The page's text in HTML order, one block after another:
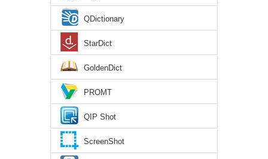
QDictionary
StarDict
GoldenDict
PROMT
QIP Shot
ScreenShot